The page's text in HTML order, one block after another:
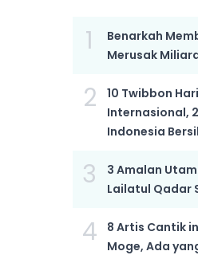
1
Benarkah
Merusak
2
10 Twibbon
Internasional,
Indonesia
3
3 Amalan
Lailatul Qadar
4
8 Artis Cantik
Moge, Ada